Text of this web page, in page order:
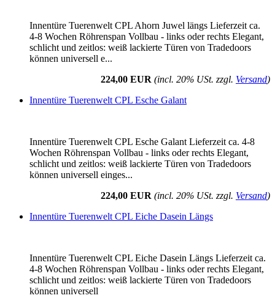
Innentüre Tuerenwelt CPL Ahorn Juwel längs Lieferzeit ca.
4-8 Wochen Röhrenspan Vollbau - links oder rechts Elegant,
schlicht und zeitlos: weiß lackierte Türen von Tradedoors
können universell e...
224,00 EUR (incl. 20% USt. zzgl. Versand)
Innentüre Tuerenwelt CPL Esche Galant
Innentüre Tuerenwelt CPL Esche Galant Lieferzeit ca. 4-8
Wochen Röhrenspan Vollbau - links oder rechts Elegant,
schlicht und zeitlos: weiß lackierte Türen von Tradedoors
können universell einges...
224,00 EUR (incl. 20% USt. zzgl. Versand)
Innentüre Tuerenwelt CPL Eiche Dasein Längs
Innentüre Tuerenwelt CPL Eiche Dasein Längs Lieferzeit ca.
4-8 Wochen Röhrenspan Vollbau - links oder rechts Elegant,
schlicht und zeitlos: weiß lackierte Türen von Tradedoors
können universell